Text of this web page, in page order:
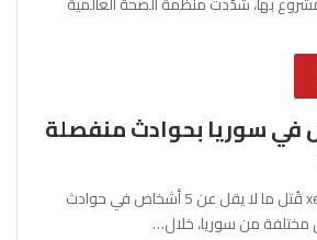
في سوريا بحوادث منفصلة
آفرين علو ـ xeber24.net قُتل ما لا يقل عن 5 أشخاص في حوادث
من سوريا، خلال…